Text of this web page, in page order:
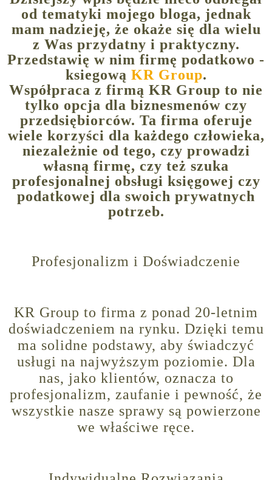
od tematyki mojego bloga, jednak
mam nadzieję, że okaże się dla wielu
z Was przydatny i praktyczny.
Przedstawię w nim firmę podatkowo -
ksiegową KR Group.
Współpraca z firmą KR Group to nie
tylko opcja dla biznesmenów czy
przedsiębiorców. Ta firma oferuje
wiele korzyści dla każdego człowieka,
niezależnie od tego, czy prowadzi
własną firmę, czy też szuka
profesjonalnej obsługi księgowej czy
podatkowej dla swoich prywatnych
potrzeb.
Profesjonalizm i Doświadczenie
KR Group to firma z ponad 20-letnim
doświadczeniem na rynku. Dzięki temu
ma solidne podstawy, aby świadczyć
usługi na najwyższym poziomie. Dla
nas, jako klientów, oznacza to
profesjonalizm, zaufanie i pewność, że
wszystkie nasze sprawy są powierzone
we właściwe ręce.